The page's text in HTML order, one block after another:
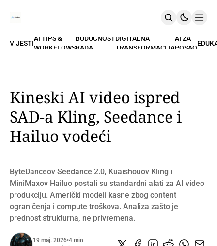
Home
PRETPLATI SE
VIJESTI
AI TIPS &
WORKFLOWS
BUDUĆNOST
RADA
DIGITALNA
TRANSFORMACIJA
AI ZA
POSAO
Kineski AI video ispred
SAD-a Kling, Seedance i
Hailuo vodeći
ByteDanceov Seedance 2.0, Kuaishouov Kling i
MiniMaxov Hailuo postali su standardni alati za AI video
produkciju. Američki modeli kasne zbog content
ograničenja i compute troškova. Analiza zašto je
prednost strukturna, ne privremena.
19 maj. 2026•4 min